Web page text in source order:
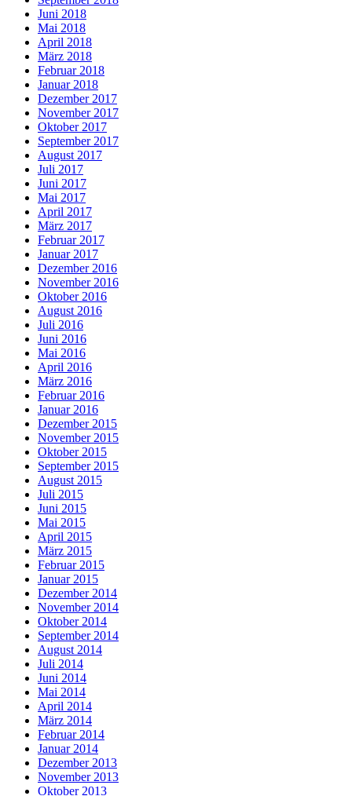
Juni 2018
Mai 2018
April 2018
März 2018
Februar 2018
Januar 2018
Dezember 2017
November 2017
Oktober 2017
September 2017
August 2017
Juli 2017
Juni 2017
Mai 2017
April 2017
März 2017
Februar 2017
Januar 2017
Dezember 2016
November 2016
Oktober 2016
August 2016
Juli 2016
Juni 2016
Mai 2016
April 2016
März 2016
Februar 2016
Januar 2016
Dezember 2015
November 2015
Oktober 2015
September 2015
August 2015
Juli 2015
Juni 2015
Mai 2015
April 2015
März 2015
Februar 2015
Januar 2015
Dezember 2014
November 2014
Oktober 2014
September 2014
August 2014
Juli 2014
Juni 2014
Mai 2014
April 2014
März 2014
Februar 2014
Januar 2014
Dezember 2013
November 2013
Oktober 2013